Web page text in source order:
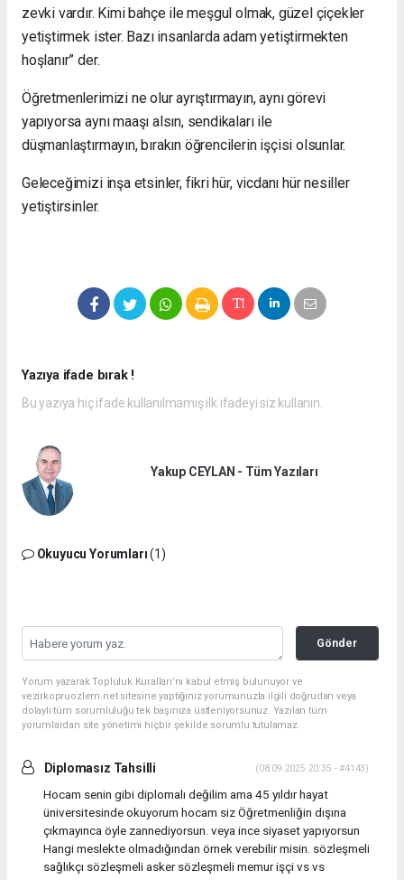
zevki vardır. Kimi bahçe ile meşgul olmak, güzel çiçekler
yetiştirmek ister. Bazı insanlarda adam yetiştirmekten
hoşlanır” der.
Öğretmenlerimizi ne olur ayrıştırmayın, aynı görevi
yapıyorsa aynı maaşı alsın, sendikaları ile
düşmanlaştırmayın, bırakın öğrencilerin işçisi olsunlar.
Geleceğimizi inşa etsinler, fikri hür, vicdanı hür nesiller
yetiştirsinler.
Yazıya ifade bırak !
Bu yazıya hiç ifade kullanılmamış ilk ifadeyi siz kullanın.
Yakup CEYLAN - Tüm Yazıları
Okuyucu Yorumları(1)
Gönder
Yorum yazarak Topluluk Kuralları’nı kabul etmiş bulunuyor ve
vezirkopruozlem.net sitesine yaptığınız yorumunuzla ilgili doğrudan veya
dolaylı tüm sorumluluğu tek başınıza üstleniyorsunuz. Yazılan tüm
yorumlardan site yönetimi hiçbir şekilde sorumlu tutulamaz.
Diplomasız Tahsilli (08.09.2025 20:35 - #4143)
Hocam senin gibi diplomalı değilim ama 45 yıldır hayat
üniversitesinde okuyorum hocam siz Öğretmenliğin dışına
çıkmayınca öyle zannediyorsun. veya ince siyaset yapıyorsun
Hangi meslekte olmadığından örnek verebilir misin. sözleşmeli
sağlıkçı sözleşmeli asker sözleşmeli memur işçi vs vs